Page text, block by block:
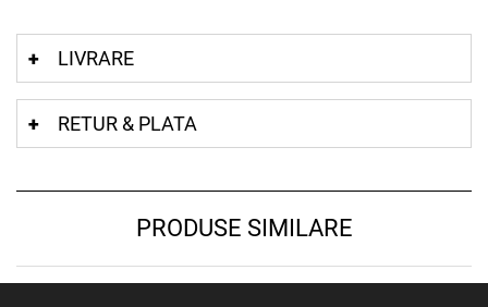
LIVRARE
RETUR & PLATA
PRODUSE SIMILARE